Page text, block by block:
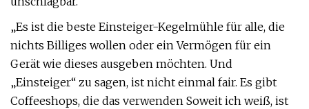
„Es ist die beste Einsteiger-Kegelmühle für alle, die
nichts Billiges wollen oder ein Vermögen für ein
Gerät wie dieses ausgeben möchten. Und
„Einsteiger“ zu sagen, ist nicht einmal fair. Es gibt
Coffeeshops, die das verwenden Soweit ich weiß, ist